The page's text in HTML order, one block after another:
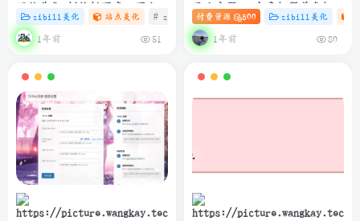
网站美化-侧边栏百度一下小卡
片协助SEO
zibill美化 站点美化 # zibll # C # 设计
1年前 51
子比主题 – 文章标题前角标扫
光样式[优化版]
付费资源 500 zibill美化
1年前 80